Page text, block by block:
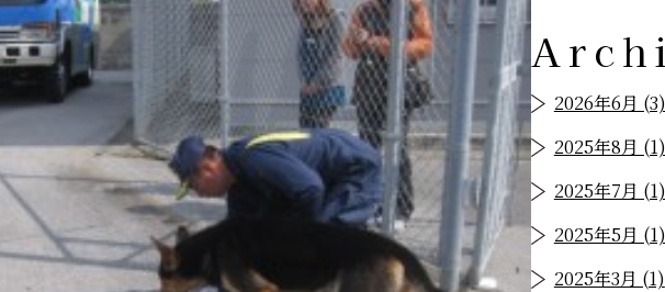
2026年6月 (3)
2025年8月 (1)
2025年7月 (1)
2025年5月 (1)
2025年3月 (1)